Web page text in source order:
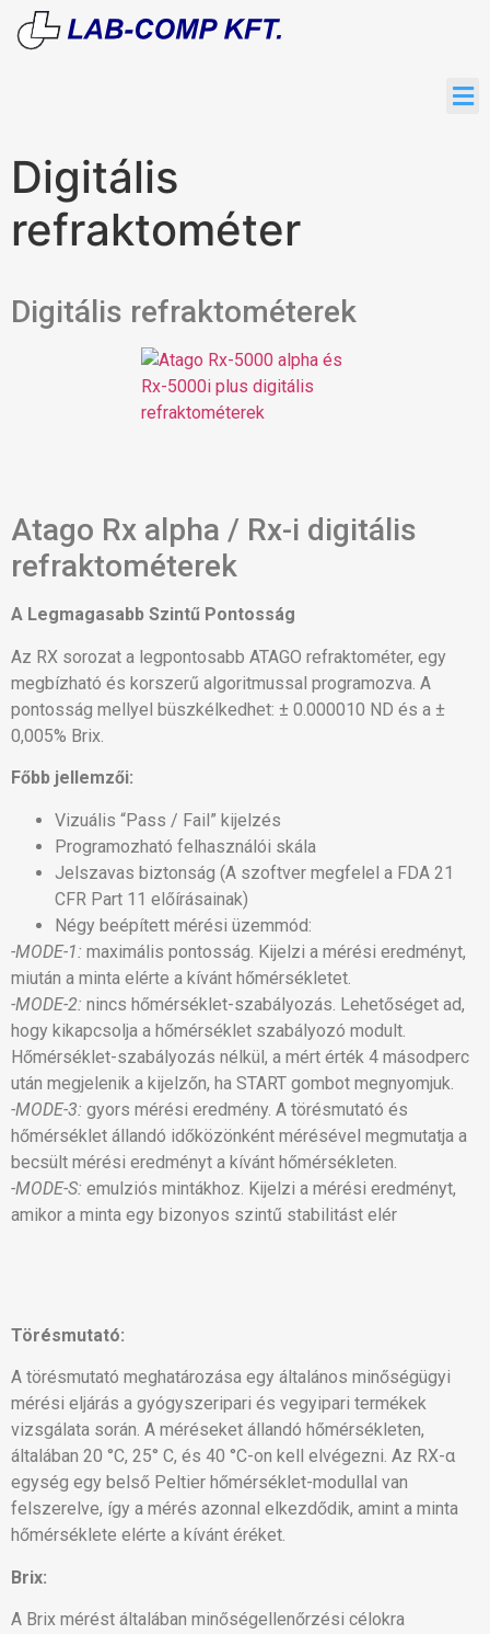
Digitális
refraktométer
Digitális refraktométerek
Atago Rx alpha / Rx-i digitális
refraktométerek
A Legmagasabb Szintű Pontosság
Az RX sorozat a legpontosabb ATAGO refraktométer, egy
megbízható és korszerű algoritmussal programozva. A
pontosság mellyel büszkélkedhet: ± 0.000010 ND és a ±
0,005% Brix.
Főbb jellemzői:
Vizuális “Pass / Fail” kijelzés
Programozható felhasználói skála
Jelszavas biztonság (A szoftver megfelel a FDA 21
CFR Part 11 előírásainak)
Négy beépített mérési üzemmód:
-MODE-1: maximális pontosság. Kijelzi a mérési eredményt,
miután a minta elérte a kívánt hőmérsékletet.
-MODE-2: nincs hőmérséklet-szabályozás. Lehetőséget ad,
hogy kikapcsolja a hőmérséklet szabályozó modult.
Hőmérséklet-szabályozás nélkül, a mért érték 4 másodperc
után megjelenik a kijelzőn, ha START gombot megnyomjuk.
-MODE-3: gyors mérési eredmény. A törésmutató és
hőmérséklet állandó időközönként mérésével megmutatja a
becsült mérési eredményt a kívánt hőmérsékleten.
-MODE-S: emulziós mintákhoz. Kijelzi a mérési eredményt,
amikor a minta egy bizonyos szintű stabilitást elér
Törésmutató:
A törésmutató meghatározása egy általános minőségügyi
mérési eljárás a gyógyszeripari és vegyipari termékek
vizsgálata során. A méréseket állandó hőmérsékleten,
általában 20 °C, 25° C, és 40 °C-on kell elvégezni. Az RX-α
egység egy belső Peltier hőmérséklet-modullal van
felszerelve, így a mérés azonnal elkezdődik, amint a minta
hőmérséklete elérte a kívánt éréket.
Brix:
A Brix mérést általában minőségellenőrzési célokra